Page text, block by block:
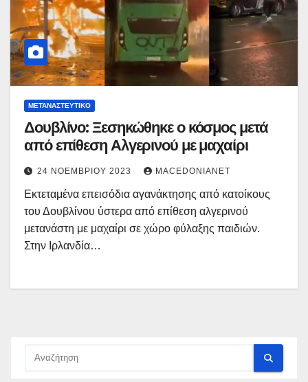
ΜΕΤΑΝΑΣΤΕΥΤΙΚΌ
Δουβλίνο: Ξεσηκώθηκε ο κόσμος μετά
από επίθεση Αλγερινού με μαχαίρι
24 ΝΟΕΜΒΡΊΟΥ 2023 MACEDONIANET
Εκτεταμένα επεισόδια αγανάκτησης από κατοίκους
του Δουβλίνου ύστερα από επίθεση αλγερινού
μετανάστη με μαχαίρι σε χώρο φύλαξης παιδιών.
Στην Ιρλανδία…